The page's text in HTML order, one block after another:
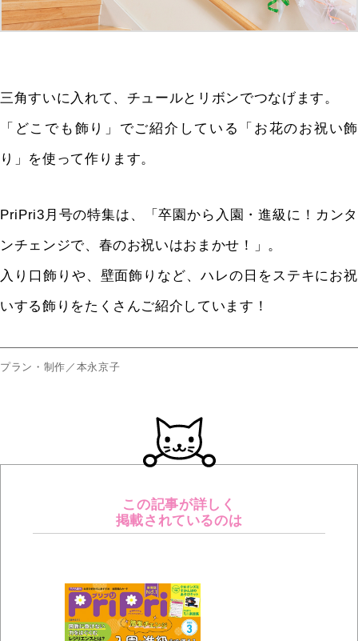
三角すいに入れて、チュールとリボンでつなげます。
「どこでも飾り」でご紹介している「お花のお祝い飾
り」を使って作ります。
PriPri3月号の特集は、「卒園から入園・進級に！カンタ
ンチェンジで、春のお祝いはおまかせ！」。
入り口飾りや、壁面飾りなど、ハレの日をステキにお祝
いする飾りをたくさんご紹介しています！
プラン・制作／本永京子
この記事が詳しく
掲載されているのは